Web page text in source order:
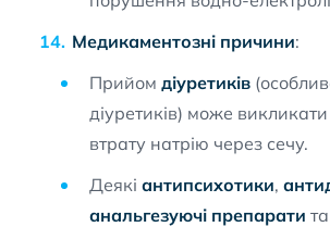
Медикаментозні причини:
Прийом діуретиків
діуретиків) може
втрату натрію через сечу.
Деякі антипсихотики,
анальгезуючі препарати та